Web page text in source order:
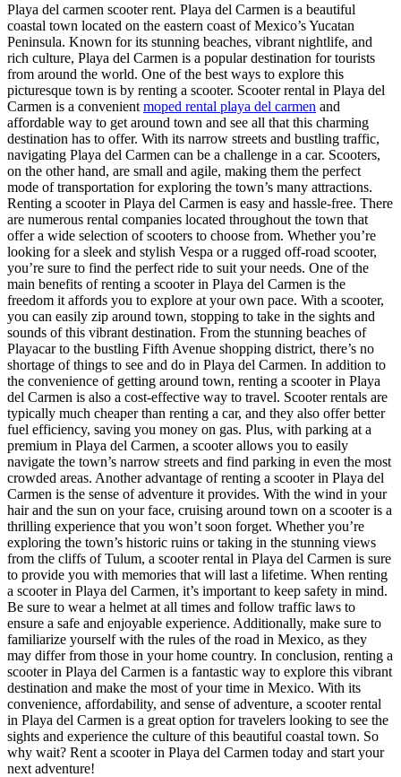
Playa del carmen scooter rent. Playa del Carmen is a beautiful
coastal town located on the eastern coast of Mexico’s Yucatan
Peninsula. Known for its stunning beaches, vibrant nightlife, and
rich culture, Playa del Carmen is a popular destination for tourists
from around the world. One of the best ways to explore this
picturesque town is by renting a scooter. Scooter rental in Playa del
Carmen is a convenient moped rental playa del carmen and
affordable way to get around town and see all that this charming
destination has to offer. With its narrow streets and bustling traffic,
navigating Playa del Carmen can be a challenge in a car. Scooters,
on the other hand, are small and agile, making them the perfect
mode of transportation for exploring the town’s many attractions.
Renting a scooter in Playa del Carmen is easy and hassle-free. There
are numerous rental companies located throughout the town that
offer a wide selection of scooters to choose from. Whether you’re
looking for a sleek and stylish Vespa or a rugged off-road scooter,
you’re sure to find the perfect ride to suit your needs. One of the
main benefits of renting a scooter in Playa del Carmen is the
freedom it affords you to explore at your own pace. With a scooter,
you can easily zip around town, stopping to take in the sights and
sounds of this vibrant destination. From the stunning beaches of
Playacar to the bustling Fifth Avenue shopping district, there’s no
shortage of things to see and do in Playa del Carmen. In addition to
the convenience of getting around town, renting a scooter in Playa
del Carmen is also a cost-effective way to travel. Scooter rentals are
typically much cheaper than renting a car, and they also offer better
fuel efficiency, saving you money on gas. Plus, with parking at a
premium in Playa del Carmen, a scooter allows you to easily
navigate the town’s narrow streets and find parking in even the most
crowded areas. Another advantage of renting a scooter in Playa del
Carmen is the sense of adventure it provides. With the wind in your
hair and the sun on your face, cruising around town on a scooter is a
thrilling experience that you won’t soon forget. Whether you’re
exploring the town’s historic ruins or taking in the stunning views
from the cliffs of Tulum, a scooter rental in Playa del Carmen is sure
to provide you with memories that will last a lifetime. When renting
a scooter in Playa del Carmen, it’s important to keep safety in mind.
Be sure to wear a helmet at all times and follow traffic laws to
ensure a safe and enjoyable experience. Additionally, make sure to
familiarize yourself with the rules of the road in Mexico, as they
may differ from those in your home country. In conclusion, renting a
scooter in Playa del Carmen is a fantastic way to explore this vibrant
destination and make the most of your time in Mexico. With its
convenience, affordability, and sense of adventure, a scooter rental
in Playa del Carmen is a great option for travelers looking to see the
sights and experience the culture of this beautiful coastal town. So
why wait? Rent a scooter in Playa del Carmen today and start your
next adventure!